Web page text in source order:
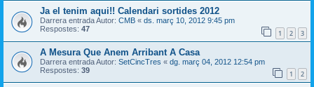
Ja el tenim aqui!! Calendari sortides 2012
Darrera entrada Autor: CMB « ds. març 10, 2012 9:45 pm
Respostes: 47 1 2 3
A Mesura Que Anem Arribant A Casa
Darrera entrada Autor: SetCincTres « dg. març 04, 2012 12:54 pm
Respostes: 39 1 2